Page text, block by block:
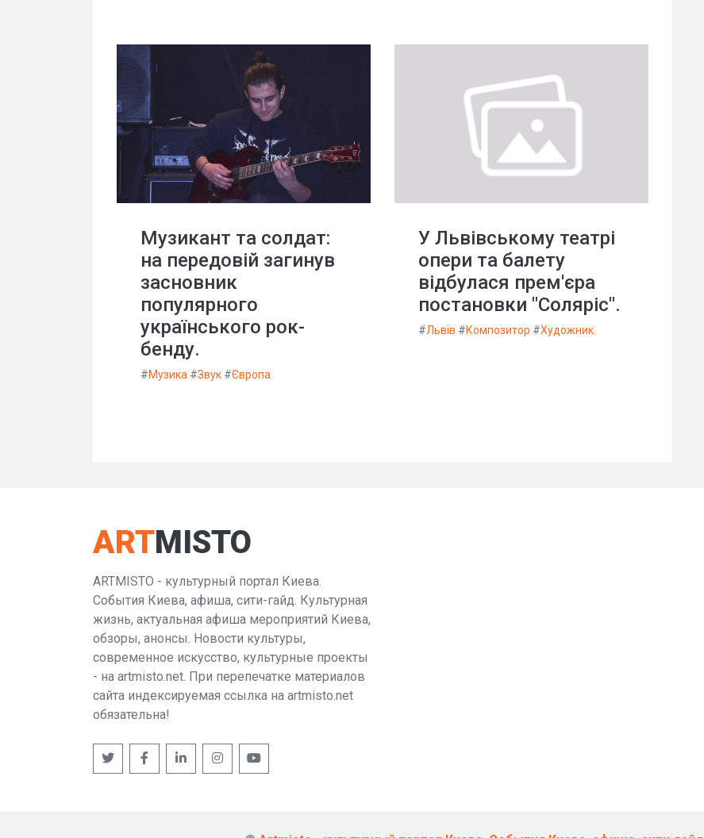
Музикант та солдат:
на передовій загинув
засновник
популярного
українського рок-
бенду.
#Музика #Звук #Європа
У Львівському театрі
опери та балету
відбулася прем'єра
постановки "Соляріс".
#Львів #Композитор #Художник.
ARTMISTO
ARTMISTO - культурный портал Киева.
События Киева, афиша, сити-гайд. Культурная
жизнь, актуальная афиша мероприятий Киева,
обзоры, анонсы. Новости культуры,
современное искусство, культурные проекты
- на artmisto.net. При перепечатке материалов
сайта индексируемая ссылка на artmisto.net
обязательна!